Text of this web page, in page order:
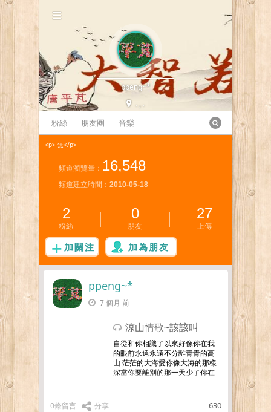
ppeng~*
. , .
粉絲 朋友圈 音樂
<p> 無</p>
頻道瀏覽量： 16,548
頻道建立時間： 2010-05-18
2
粉絲
0
朋友
27
上傳
加關注 加為朋友
ppeng~*
7 個月 前
涼山情歌~該該叫
自從和你相識了以來好像你在我
的眼前永遠永遠不分離青青的高
山 茫茫的大海愛你像大海的那樣
深當你要離別的那一天少了你在
…更
0條留言 分享 630